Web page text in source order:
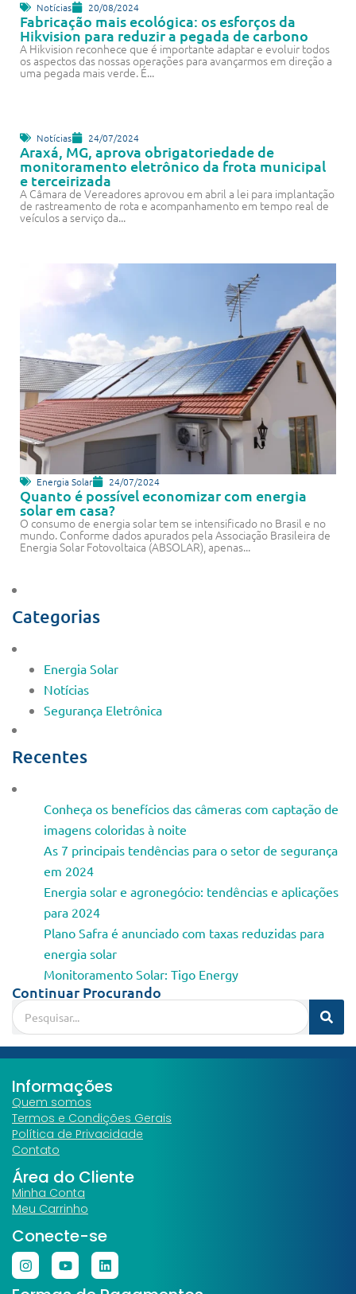
Notícias 20/08/2024
Fabricação mais ecológica: os esforços da
Hikvision para reduzir a pegada de carbono
A Hikvision reconhece que é importante adaptar e evoluir todos
os aspectos das nossas operações para avançarmos em direção a
uma pegada mais verde. É...
Notícias 24/07/2024
Araxá, MG, aprova obrigatoriedade de
monitoramento eletrônico da frota municipal
e terceirizada
A Câmara de Vereadores aprovou em abril a lei para implantação
de rastreamento de rota e acompanhamento em tempo real de
veículos a serviço da...
Energia Solar 24/07/2024
Quanto é possível economizar com energia
solar em casa?
O consumo de energia solar tem se intensificado no Brasil e no
mundo. Conforme dados apurados pela Associação Brasileira de
Energia Solar Fotovoltaica (ABSOLAR), apenas...
Categorias
Energia Solar
Notícias
Segurança Eletrônica
Recentes
Conheça os benefícios das câmeras com captação de
imagens coloridas à noite
As 7 principais tendências para o setor de segurança
em 2024
Energia solar e agronegócio: tendências e aplicações
para 2024
Plano Safra é anunciado com taxas reduzidas para
energia solar
Monitoramento Solar: Tigo Energy
Continuar Procurando
Informações
Quem somos
Termos e Condições Gerais
Política de Privacidade
Contato
Área do Cliente
Minha Conta
Meu Carrinho
Conecte-se